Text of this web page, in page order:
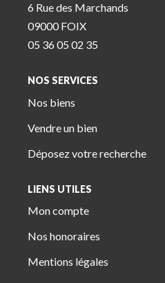
6 Rue des Marchands
09000 FOIX
05 36 05 02 35
NOS SERVICES
Nos biens
Vendre un bien
Déposez votre recherche
LIENS UTILES
Mon compte
Nos honoraires
Mentions légales